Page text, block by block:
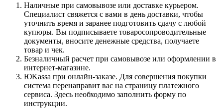
Наличные при самовывозе или доставке курьером.
Специалист свяжется с вами в день доставки, чтобы
уточнить время и заранее подготовить сдачу с любой
купюры. Вы подписываете товаросопроводительные
документы, вносите денежные средства, получаете
товар и чек.
Безналичный расчет при самовывозе или оформлении в
интернет-магазине.
ЮKassa при онлайн-заказе. Для совершения покупки
система перенаправит вас на страницу платежного
сервиса. Здесь необходимо заполнить форму по
инструкции.